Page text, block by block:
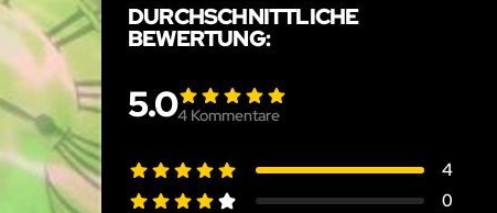
DURCHSCHNITTLICHE
BEWERTUNG:
5.04 Kommentare
4
0